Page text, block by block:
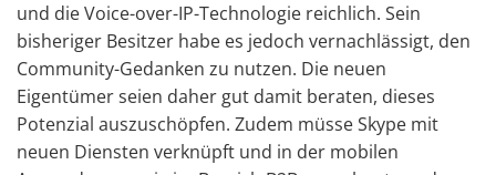
und die Voice-over-IP-Technologie reichlich. Sein
bisheriger Besitzer habe es jedoch vernachlässigt, den
Community-Gedanken zu nutzen. Die neuen
Eigentümer seien daher gut damit beraten, dieses
Potenzial auszuschöpfen. Zudem müsse Skype mit
neuen Diensten verknüpft und in der mobilen